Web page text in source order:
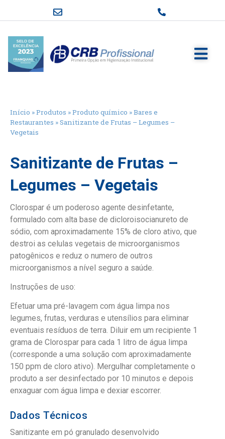
Início »Produtos »Produto químico »Bares e
Restaurantes »Sanitizante de Frutas – Legumes –
Vegetais
Sanitizante de Frutas –
Legumes – Vegetais
Clorospar é um poderoso agente desinfetante,
formulado com alta base de dicloroisocianureto de
sódio, com aproximadamente 15% de cloro ativo, que
destroi as celulas vegetais de microorganismos
patogênicos e reduz o numero de outros
microorganismos a nível seguro a saúde.
Instruções de uso:
Efetuar uma pré-lavagem com água limpa nos
legumes, frutas, verduras e utensílios para eliminar
eventuais resíduos de terra. Diluir em um recipiente 1
grama de Clorospar para cada 1 litro de água limpa
(corresponde a uma solução com aproximadamente
150 ppm de cloro ativo). Mergulhar completamente o
produto a ser desinfectado por 10 minutos e depois
enxaguar com água limpa e dexiar escorrer.
Dados Técnicos
Sanitizante em pó granulado desenvolvido